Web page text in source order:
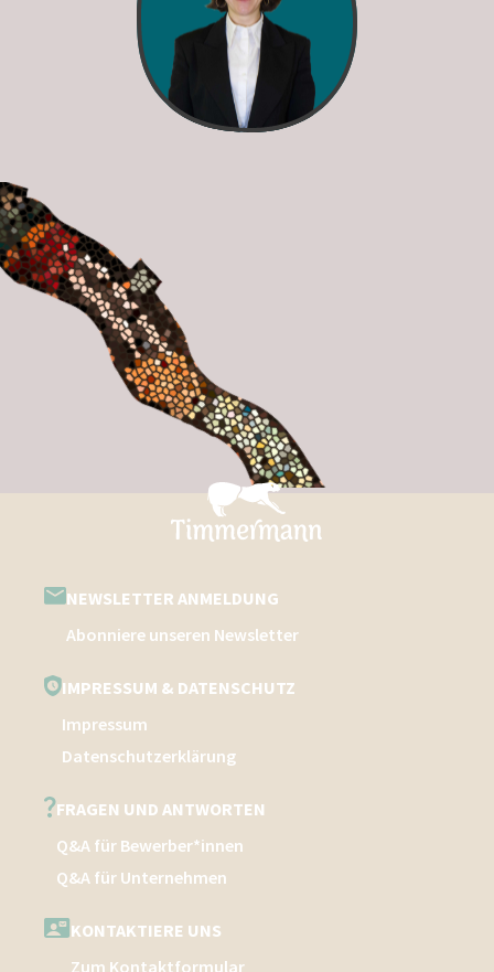
NEWSLETTER ANMELDUNG
Abonniere unseren Newsletter
IMPRESSUM & DATENSCHUTZ
Impressum
Datenschutzerklärung
FRAGEN UND ANTWORTEN
Q&A für Bewerber*innen
Q&A für Unternehmen
KONTAKTIERE UNS
Zum Kontaktformular